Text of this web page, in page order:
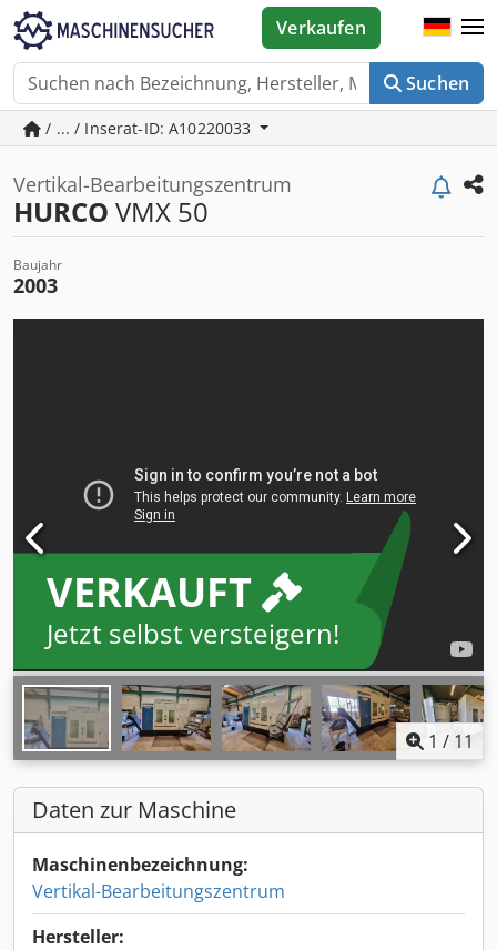
Suchen
Verkaufen
/ ... / Inserat-ID: A10220033
Vertikal-Bearbeitungszentrum
HURCO VMX 50
Baujahr
2003
VERKAUFT
Jetzt selbst versteigern!
1 / 11
Daten zur Maschine
Maschinenbezeichnung:
Vertikal-Bearbeitungszentrum
Hersteller: